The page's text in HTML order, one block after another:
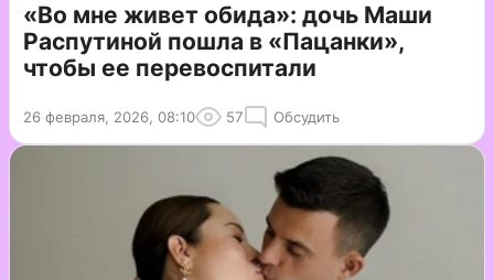
«Во мне живет обида»: дочь Маши
Распутиной пошла в «Пацанки»,
чтобы ее перевоспитали
26 февраля, 2026, 08:10 57 Обсудить